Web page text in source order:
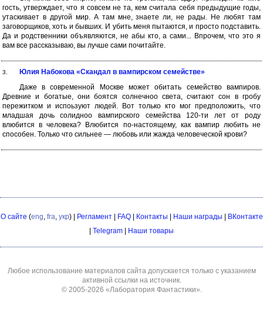
гость, утверждает, что я совсем не та, кем считала себя предыдущие годы,
утаскивает в другой мир. А там мне, знаете ли, не рады. Не любят там
заговорщиков, хоть и бывших. И убить меня пытаются, и просто подставить.
Да и родственники объявляются, не абы кто, а сами... Впрочем, что это я
вам все рассказываю, вы лучше сами почитайте.
3.
Юлия Набокова «Скандал в вампирском семействе»
Даже в современной Москве может обитать семейство вампиров.
Древние и богатые, они боятся солнечноо света, считают сон в гробу
пережитком и испоьзуют людей. Вот только кто мог предположить, что
младшая дочь солидноо вампирского семейства 120-ти лет от роду
влюбится в человека? Влюбится по-настоящему, как вампир любить не
способен. Только что сильнее — любовь или жажда человеческой крови?
О сайте (eng, fra, укр) | Регламент| FAQ| Контакты Наши награды
ВКонтакте
Telegram Наши товары
Любое использование материалов сайта допускается только с указанием
активной ссылки на источник.
© 2005-2026 «Лаборатория Фантастики».